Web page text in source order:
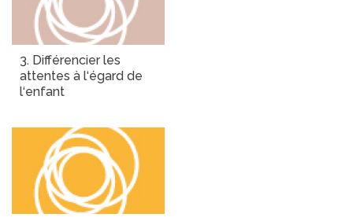
3. Différencier les
attentes à l‘égard de
l‘enfant